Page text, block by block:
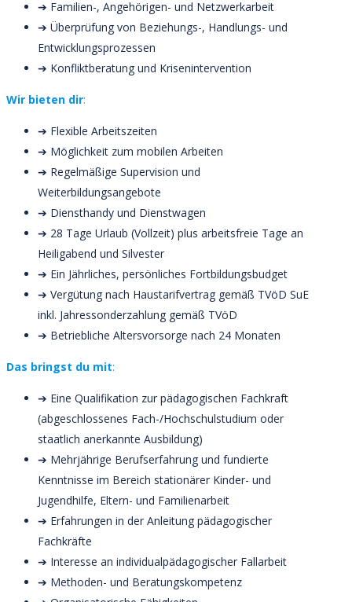
➔ Familien-, Angehörigen- und Netzwerkarbeit
➔ Überprüfung von Beziehungs-, Handlungs- und
Entwicklungsprozessen
➔ Konfliktberatung und Krisenintervention
Wir bieten dir:
➔ Flexible Arbeitszeiten
➔ Möglichkeit zum mobilen Arbeiten
➔ Regelmäßige Supervision und
Weiterbildungsangebote
➔ Diensthandy und Dienstwagen
➔ 28 Tage Urlaub (Vollzeit) plus arbeitsfreie Tage an
Heiligabend und Silvester
➔ Ein Jährliches, persönliches Fortbildungsbudget
➔ Vergütung nach Haustarifvertrag gemäß TVöD SuE
inkl. Jahressonderzahlung gemäß TVöD
➔ Betriebliche Altersvorsorge nach 24 Monaten
Das bringst du mit:
➔ Eine Qualifikation zur pädagogischen Fachkraft
(abgeschlossenes Fach-/Hochschulstudium oder
staatlich anerkannte Ausbildung)
➔ Mehrjährige Berufserfahrung und fundierte
Kenntnisse im Bereich stationärer Kinder- und
Jugendhilfe, Eltern- und Familienarbeit
➔ Erfahrungen in der Anleitung pädagogischer
Fachkräfte
➔ Interesse an individualpädagogischer Fallarbeit
➔ Methoden- und Beratungskompetenz